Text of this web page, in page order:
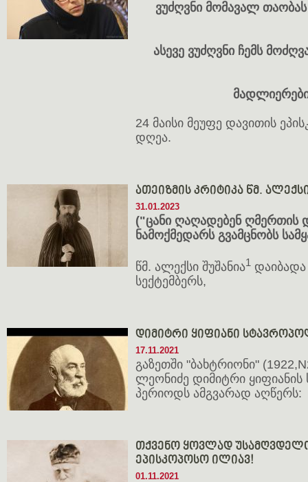
ვუძღვნი მომავალ თაობას
ასევე ვუძღვნი ჩემს მოძ
მადლიერე
24 მაი­სი მეუ­ფე და­ვი­თის
დღეა.
ათეიზმის კრიტიკა წმ.
31.01.2023
("ცანი ღაღადებენ ღმერთის
ნამოქმედარს გვამცნობს
წმ. ალექსი შუშანია1
სექტემბერს,
დიმიტრი ყიფიანი
17.11.2021
გაზეთში "ბახტრიონი"
ლეონიძე დიმიტრი
პერიოდს ამგვარად აღწერს:
თქვენო ყოვლად
ეპისკოპოსო ილიავ!
01.11.2021